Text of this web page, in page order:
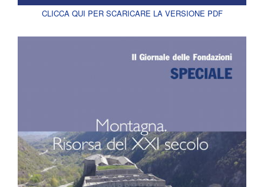
CLICCA QUI PER SCARICARE LA VERSIONE PDF